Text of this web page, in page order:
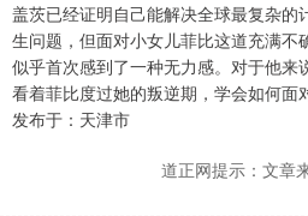
盖茨已经证明自己能解决全球最复杂的
生问题，但面对小女儿菲比这道充满不
似乎首次感到了一种无力感。对于他来
看着菲比度过她的叛逆期，学会如何面
发布于：天津市
道正网提示：文章